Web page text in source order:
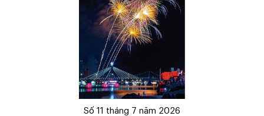
Số 11 tháng 7 năm 2026